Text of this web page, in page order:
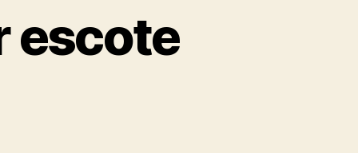
escote